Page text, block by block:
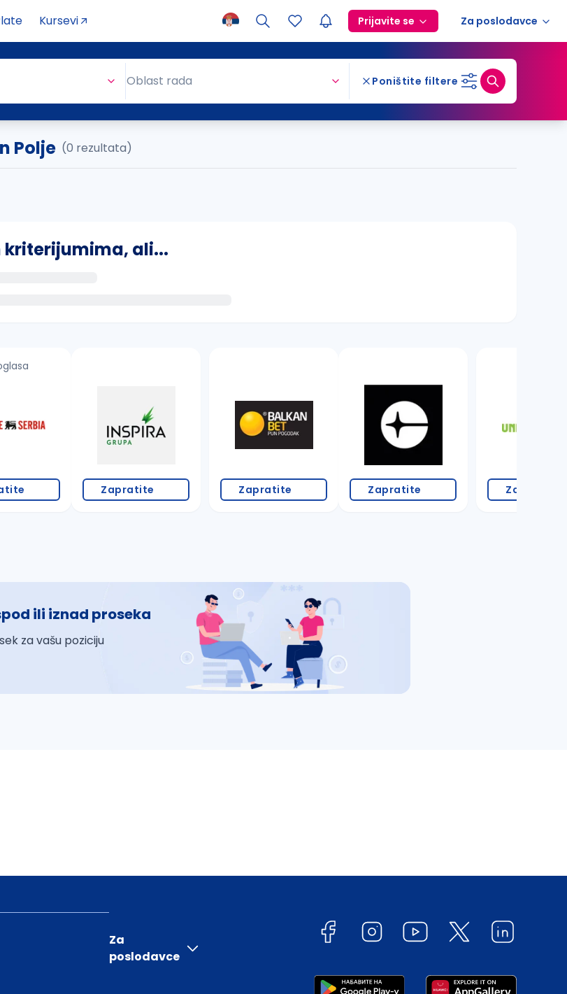
Kursevi Prijavite se Za poslodavce
Oblast rada Poništite filtere
Polje (0 rezultata)
kriterijumima, ali...
Zapratite Zapratite Zapratite Zapratite
ili iznad proseka
za vašu poziciju
Za
poslodavce